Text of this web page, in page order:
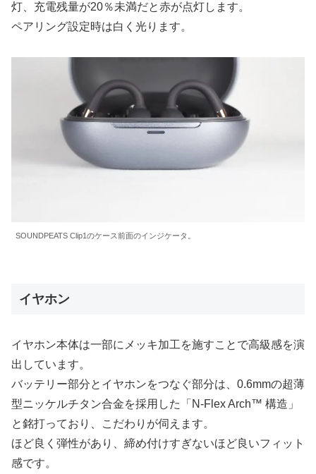
灯、充電残量が20％未満だと赤が点灯します。
ペアリング設定時は白く光ります。
SOUNDPEATS Clip1のケース前面のインジケータ。
イヤホン
イヤホン本体は一部にメッキ加工を施すことで高級感を演
出しています。
バッテリー部分とイヤホンをつなぐ部分は、0.6mmの超薄
型ニッケルチタン合金を採用した「N-Flex Arch™ 構造」
と銘打っており、こだわりが伺えます。
ほど良く弾性があり、締め付けすぎないほど良いフィット
感です。